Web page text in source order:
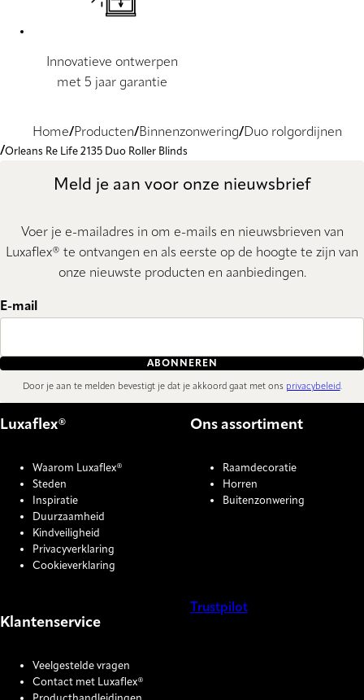
Innovatieve ontwerpen
met 5 jaar garantie
Home Producten Binnenzonwering Duo rolgordijnen
Orleans Re Life 2135 Duo Roller Blinds
Meld je aan voor onze nieuwsbrief
Voer je e-mailadres in om e-mails en nieuwsbrieven van
Luxaflex® te ontvangen en als eerste op de hoogte te zijn van
onze nieuwste producten en aanbiedingen.
E-mail
ABONNEREN
Door je aan te melden bevestigt je dat je akkoord gaat met ons privacybeleid.
Luxaflex®
Waarom Luxaflex®
Steden
Inspiratie
Duurzaamheid
Kindveiligheid
Privacyverklaring
Cookieverklaring
Ons assortiment
Raamdecoratie
Horren
Buitenzonwering
Klantenservice
Veelgestelde vragen
Contact met Luxaflex®
Trustpilot